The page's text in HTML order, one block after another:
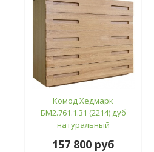
Комод Хедмарк
БМ2.761.1.31 (2214) дуб
натуральный
157 800 руб